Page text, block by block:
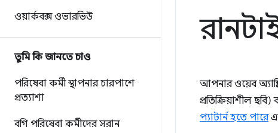
ওয়ার্কবক্স ওভারভিউ
তুমি কি জানতে চাও
পরিষেবা কর্মী স্থাপনার চারপাশে
প্রত্যাশা
বগি পরিষেবা কর্মীদের সরান
আপনার ওয়েব
প্রতিক্রিয়াশীল
প্যাটার্ন হতে পারে